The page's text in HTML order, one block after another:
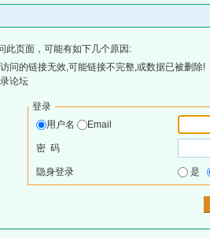
此页面，可能有如下几个原因:
问的链接无效,可能链接不完整,或数据已被删除!
论坛
登录
用户名
Email
密 码
隐身登录 是